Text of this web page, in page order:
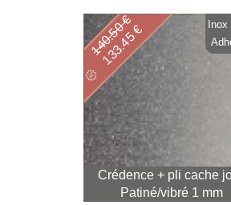
Crédence + pli cache
Patiné/vibré 1 mm
133.45 €
140.50 €